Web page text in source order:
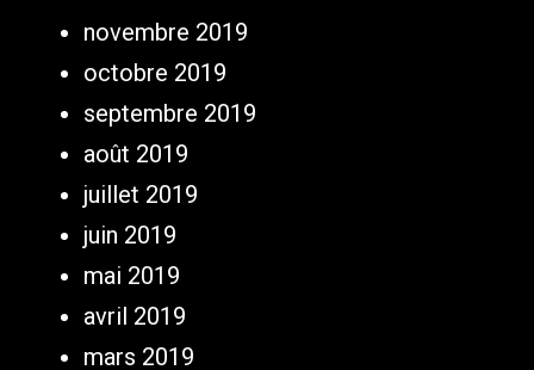
novembre 2019
octobre 2019
septembre 2019
août 2019
juillet 2019
juin 2019
mai 2019
avril 2019
mars 2019